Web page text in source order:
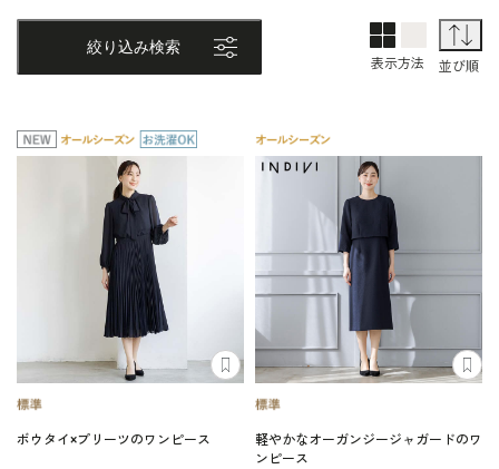
絞り込み検索
表示方法
1列表示
並び順
ボウタイ×プリーツのワンピース
軽やかなオーガンジージャガードのワ
ンピース